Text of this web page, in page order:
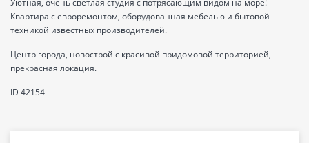
Квартира с евроремонтом, оборудованная мебелью и бытовой
техникой известных производителей.
Центр города, новострой с красивой придомовой территорией,
прекрасная локация.
ID 42154